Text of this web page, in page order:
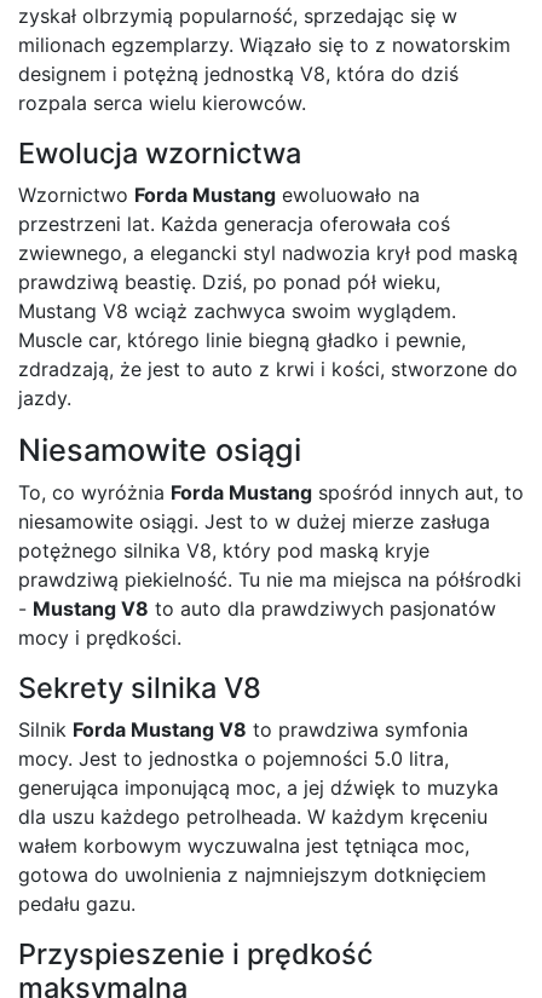
zyskał olbrzymią popularność, sprzedając się w
milionach egzemplarzy. Wiązało się to z nowatorskim
designem i potężną jednostką V8, która do dziś
rozpala serca wielu kierowców.
Ewolucja wzornictwa
Wzornictwo Forda Mustang ewoluowało na
przestrzeni lat. Każda generacja oferowała coś
zwiewnego, a elegancki styl nadwozia krył pod maską
prawdziwą beastię. Dziś, po ponad pół wieku,
Mustang V8 wciąż zachwyca swoim wyglądem.
Muscle car, którego linie biegną gładko i pewnie,
zdradzają, że jest to auto z krwi i kości, stworzone do
jazdy.
Niesamowite osiągi
To, co wyróżnia Forda Mustang spośród innych aut, to
niesamowite osiągi. Jest to w dużej mierze zasługa
potężnego silnika V8, który pod maską kryje
prawdziwą piekielność. Tu nie ma miejsca na półśrodki
- Mustang V8 to auto dla prawdziwych pasjonatów
mocy i prędkości.
Sekrety silnika V8
Silnik Forda Mustang V8 to prawdziwa symfonia
mocy. Jest to jednostka o pojemności 5.0 litra,
generująca imponującą moc, a jej dźwięk to muzyka
dla uszu każdego petrolheada. W każdym kręceniu
wałem korbowym wyczuwalna jest tętniąca moc,
gotowa do uwolnienia z najmniejszym dotknięciem
pedału gazu.
Przyspieszenie i prędkość
maksymalna